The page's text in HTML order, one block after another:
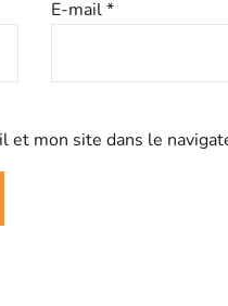
E-mail*
et mon site dans le